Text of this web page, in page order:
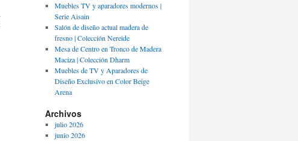
Muebles TV y aparadores modernos |
Serie Aisain
Salón de diseño actual madera de
fresno | Colección Nereide
Mesa de Centro en Tronco de Madera
Maciza | Colección Dharm
Muebles de TV y Aparadores de
Diseño Exclusivo en Color Beige
Arena
Archivos
julio 2026
junio 2026